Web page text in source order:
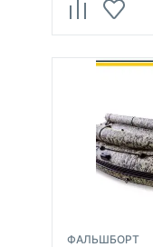
ФАЛЬШБОРТ